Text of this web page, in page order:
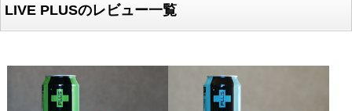
LIVE PLUSのレビュー一覧